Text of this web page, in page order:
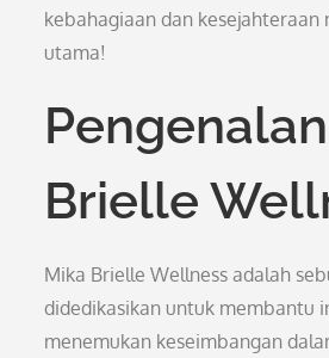
kebahagiaan dan kesejahteraan
utama!
Brielle
Mika Brielle Wellness adalah
didedikasikan untuk membantu
menemukan keseimbangan